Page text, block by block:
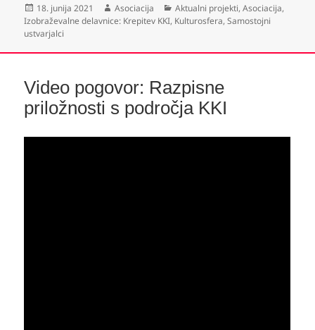
Objavljeno
dne
18. junija 2021 Avtor
Asociacija Kategorije
Aktualni projekti,Asociacija,
Izobraževalne delavnice: Krepitev KKI, Kulturosfera,Samostojni
ustvarjalci
Video pogovor: Razpisne
priložnosti s področja KKI